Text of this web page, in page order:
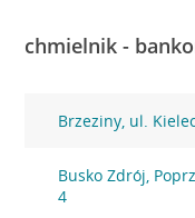
chmielnik -
Brzeziny, ul.
Busko Zdrój,
4